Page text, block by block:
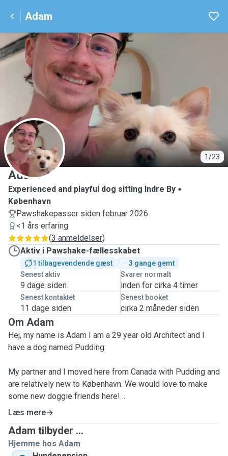
Adam
1/23
A
Adam
Experienced and playful dog sitting Indre By
København
Pawshakepasser siden februar 2026
<1 års erfaring
(3 anmeldelser)
Aktiv i Pawshake-fællesskabet
1 tilbagevendende gæst
3 gange gemt
Senest aktiv
9 dage siden
Svarer normalt
inden for cirka 4 timer
Senest kontaktet
11 dage siden
Senest booket
cirka 2 måneder siden
Om Adam
Hej, my name is Adam I am a 29 year old Architect and I
have a dog named Pudding.
My partner and I moved here from Canada with Pudding and
are relatively new to København. We would love to make
some new doggie friends here!
I have owned pets my whole life, both dogs and cats. I
have experience with all kinds of personalities of dogs
including reactive dogs.
Læs mere
Adam tilbyder ...
Hjemme hos Adam